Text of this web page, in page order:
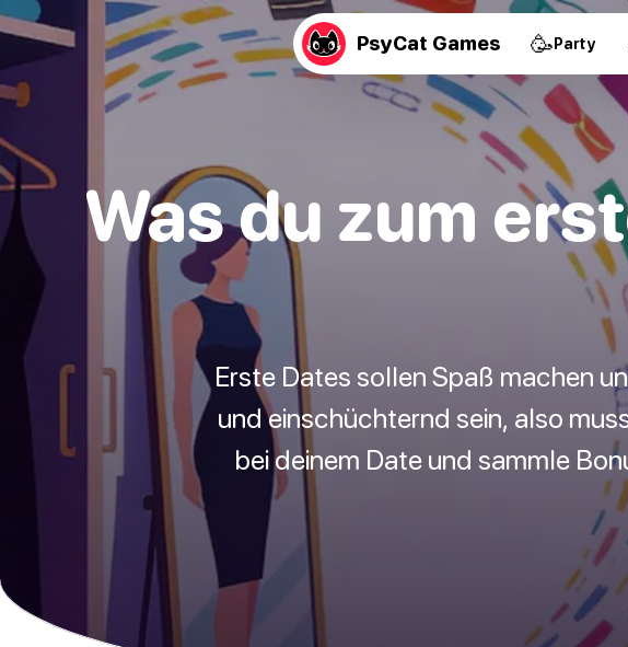
PsyCat Games 🥳Party
Was du zum
Erste Dates sollen Spaß machen
und einschüchternd sein, also
bei deinem Date und sammle